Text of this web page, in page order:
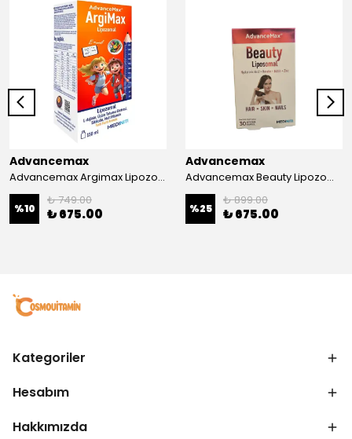
Advancemax
Advancemax Argimax Lipozomal Sıvı 150 ml 8684375607587
%10
₺ 749.00
₺ 675.00
Advancemax
Advancemax Beauty Lipozomal Hyalüronik Asit Keratin Biotin Zn 30 Kapsül 8684375607556
%25
₺ 899.00
₺ 675.00
Kategoriler
Hesabım
Hakkımızda